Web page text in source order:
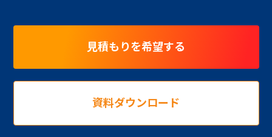
見積もりを希望する
資料ダウンロード